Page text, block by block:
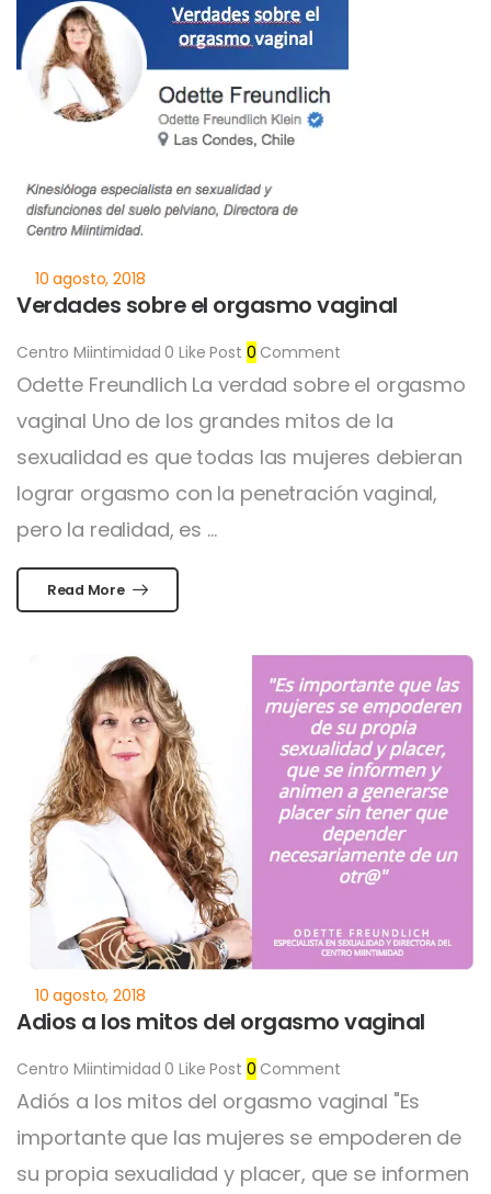
Verdades sobre el orgasmo vaginal
Centro Miintimidad 0 Like Post 0 Comment
Odette Freundlich La verdad sobre el orgasmo
vaginal Uno de los grandes mitos de la
sexualidad es que todas las mujeres debieran
lograr orgasmo con la penetración vaginal,
pero la realidad, es ...
Read More
Adios a los mitos del orgasmo vaginal
Centro Miintimidad 0 Like Post 0 Comment
Adiós a los mitos del orgasmo vaginal "Es
importante que las mujeres se empoderen de
su propia sexualidad y placer, que se informen